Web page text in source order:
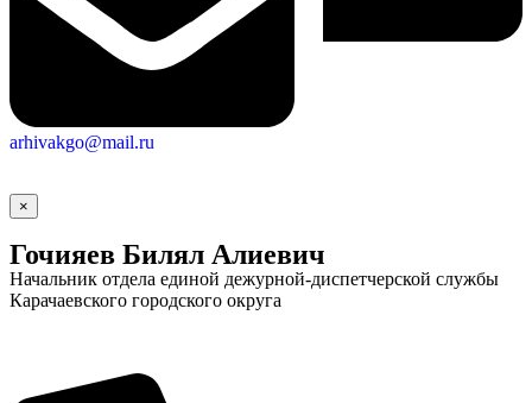
arhivakgo@mail.ru
×
Гочияев Билял Алиевич
Начальник отдела единой дежурной-диспетчерской службы
Карачаевского городского округа